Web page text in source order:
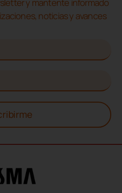
y mantente informado
noticias y avances